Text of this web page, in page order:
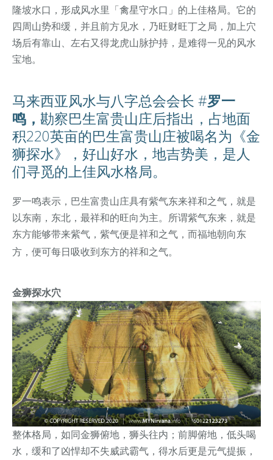
隆坡水口，形成风水里「禽星守水口」的上佳格局。 它的
四周山势和缓，并且前方见水，乃旺财旺丁之局，加上穴
场后有靠山、左右又得龙虎山脉护持，是难得一见的风水
宝地。
马来西亚风水与八字总会会长 #罗一
鸣， 勘察巴生富贵山庄后指出，占地面
积220英亩的巴生富贵山庄被喝名为《金
狮探水》，好山好水，地吉势美，是人
们寻觅的上佳风水格局。
罗一鸣表示，巴生富贵山庄具有紫气东来祥和之气，就是
以东南，东北，最祥和的旺向为主。所谓紫气东来，就是
东方能够带来紫气，紫气便是祥和之气，而福地朝向东
方，便可每日吸收到东方的祥和之气。
金狮探水穴
整体格局，如同金狮俯地，狮头往内；前脚俯地，低头喝
水，缓和了凶悍却不失威武霸气，得水后更是元气提振，